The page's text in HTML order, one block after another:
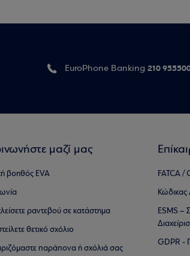
EuroPhone Banking 210
μαζί μας
βοηθός EVA
ραντεβού σε κατάστημα
θετικό σχόλιο
παράπονα ή σχόλιά σας
FATCA /
Κώδικας
ESMS –
GDPR -